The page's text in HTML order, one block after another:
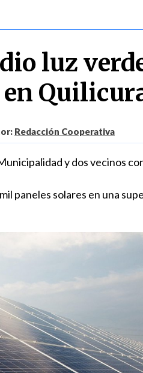
luz
Redacción Cooperativa
y dos vecinos
paneles solares en una